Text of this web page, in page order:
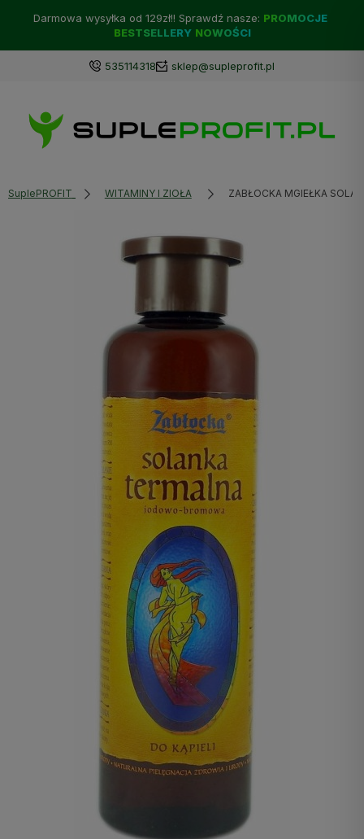
Darmowa wysyłka od 129zł!! Sprawdź nasze: PROMOCJE
BESTSELLERY NOWOŚCI
535114318 sklep@supleprofit.pl
SuplePROFIT WITAMINY I ZIOŁA ZABŁOCKA MGIEŁKA